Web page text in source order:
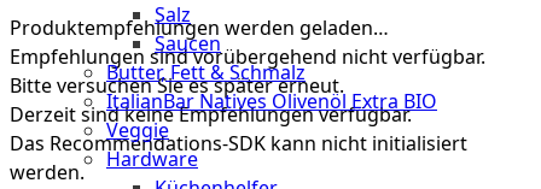
Salz
Saucen
Butter, Fett & Schmalz
ItalianBar Natives Olivenöl Extra BIO
Veggie
Hardware
Produktempfehlungen werden geladen…
Empfehlungen sind vorübergehend nicht verfügbar.
Bitte versuchen Sie es später erneut.
Derzeit sind keine Empfehlungen verfügbar.
Das Recommendations-SDK kann nicht initialisiert
werden.